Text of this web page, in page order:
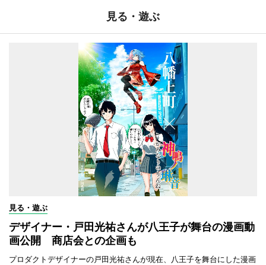
見る・遊ぶ
見る・遊ぶ
デザイナー・戸田光祐さんが八王子が舞台の漫画動
画公開 商店会との企画も
プロダクトデザイナーの戸田光祐さんが現在、八王子を舞台にした漫画